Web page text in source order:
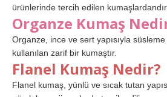
ürünlerinde tercih edilen
Organze Kumaş
Organze, ince ve sert yapısıyla
kullanılan zarif bir kumaştır.
Flanel Kumaş Nedir?
Flanel kumaş, yünlü ve sıcak tutan